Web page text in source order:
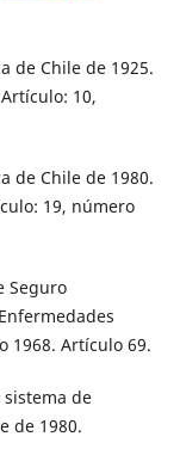
de Chile de 1925.
10,
de Chile de 1980.
19, número
Seguro
1968. Artículo 69.
sistema de
de 1980.